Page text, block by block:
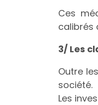
Ces
calibrés
3/ Les
Outre
société.
Les